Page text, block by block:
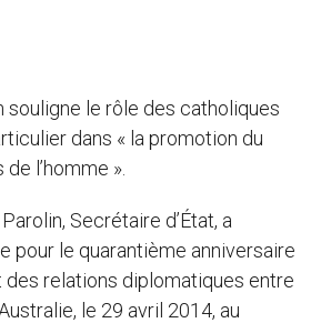
souligne le rôle des catholiques
dans « la promotion du
l’homme ».
Secrétaire d’État, a
pour le quarantième anniversaire
des relations diplomatiques entre
le 29 avril 2014, au